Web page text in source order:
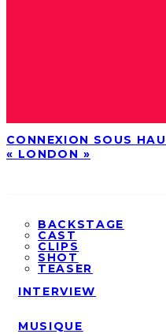
CONNEXION SOUS
« LONDON »
BACKSTAGE
CAST
CLIPS
SHOT
TEASER
INTERVIEW
MUSIQUE